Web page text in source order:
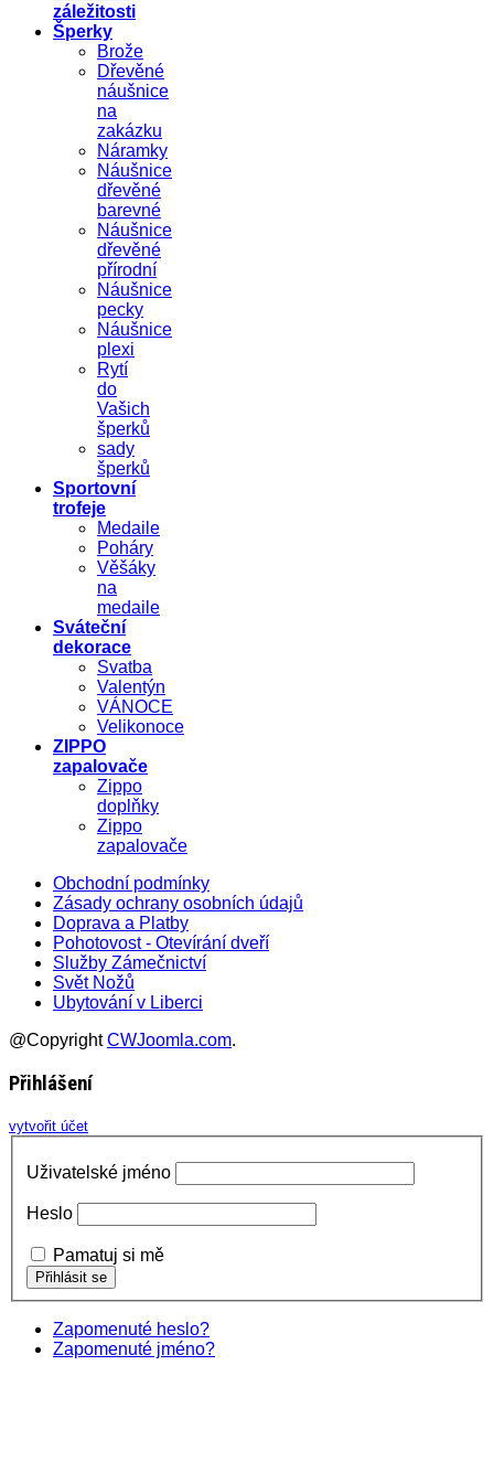
záležitosti
Šperky
Brože
Dřevěné
náušnice
na
zakázku
Náramky
Náušnice
dřevěné
barevné
Náušnice
dřevěné
přírodní
Náušnice
pecky
Náušnice
plexi
Rytí
do
Vašich
šperků
sady
šperků
Sportovní
trofeje
Medaile
Poháry
Věšáky
na
medaile
Sváteční
dekorace
Svatba
Valentýn
VÁNOCE
Velikonoce
ZIPPO
zapalovače
Zippo
doplňky
Zippo
zapalovače
Obchodní podmínky
Zásady ochrany osobních údajů
Doprava a Platby
Pohotovost - Otevírání dveří
Služby Zámečnictví
Svět Nožů
Ubytování v Liberci
@CopyrightCWJoomla.com.
Přihlášení
vytvořit účet
Uživatelské jméno
Heslo
Pamatuj si mě
Zapomenuté heslo?
Zapomenuté jméno?